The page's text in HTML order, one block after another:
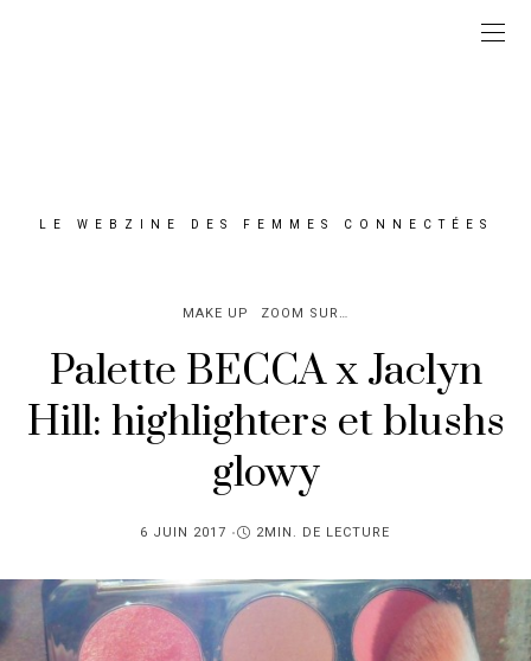
LE WEBZINE DES FEMMES CONNECTÉES
MAKE UP ZOOM SUR…
Palette BECCA x Jaclyn
Hill: highlighters et blushs
glowy
PUBLIÉ
6 JUIN 2017 2MIN. DE LECTURE